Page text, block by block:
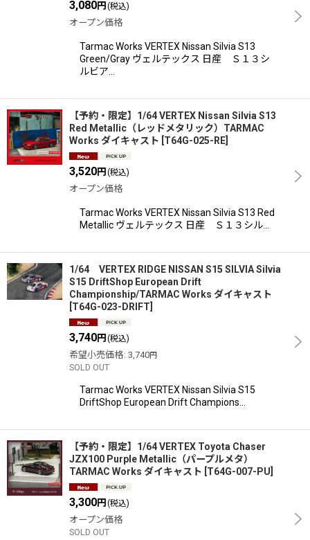
3,080円 (税込)
オープン価格
Tarmac Works VERTEX Nissan Silvia S13
Green/Gray ヴェルテックス 日産 Ｓ１３シ
ルビア…
【予約・限定】1/64 VERTEX Nissan Silvia S13
Red Metallic（レッドメタリック）TARMAC
Works ダイキャスト T64G-025-RE
3,520円 (税込)
オープン価格
Tarmac Works VERTEX Nissan Silvia S13 Red
Metallic ヴェルテックス 日産 Ｓ１３シル…
1/64 VERTEX RIDGE NISSAN S15 SILVIA Silvia
S15 DriftShop European Drift
Championship/TARMAC Works ダイキャスト
T64G-023-DRIFT
3,740円 (税込)
希望小売価格: 3,740円
SOLD OUT
Tarmac Works VERTEX Nissan Silvia S15
DriftShop European Drift Champions…
【予約・限定】1/64 VERTEX Toyota Chaser
JZX100 Purple Metallic（パープルメタ）
TARMAC Works ダイキャスト T64G-007-PU
3,300円 (税込)
オープン価格
SOLD OUT